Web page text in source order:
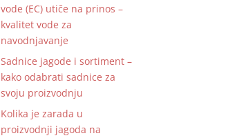
vode (EC) utiče na prinos –
kvalitet vode za
navodnjavanje
Sadnice jagode i sortiment –
kako odabrati sadnice za
svoju proizvodnju
Kolika je zarada u
proizvodnji jagoda na